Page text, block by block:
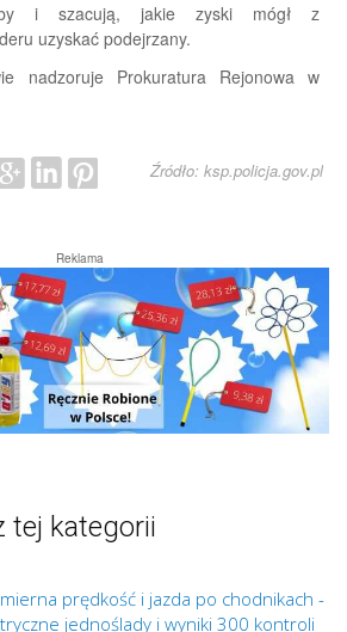
i szacują, jakie zyski mógł z
uzyskać podejrzany.
nadzoruje Prokuratura Rejonowa w
Źródło: ksp.policja.gov.pl
Reklama
tej kategorii
prędkość i jazda po chodnikach -
jednoślady i wyniki 300 kontroli